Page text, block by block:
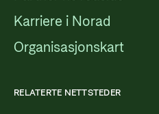
Karriere i Norad
Organisasjonskart
RELATERTE NETTSTEDER